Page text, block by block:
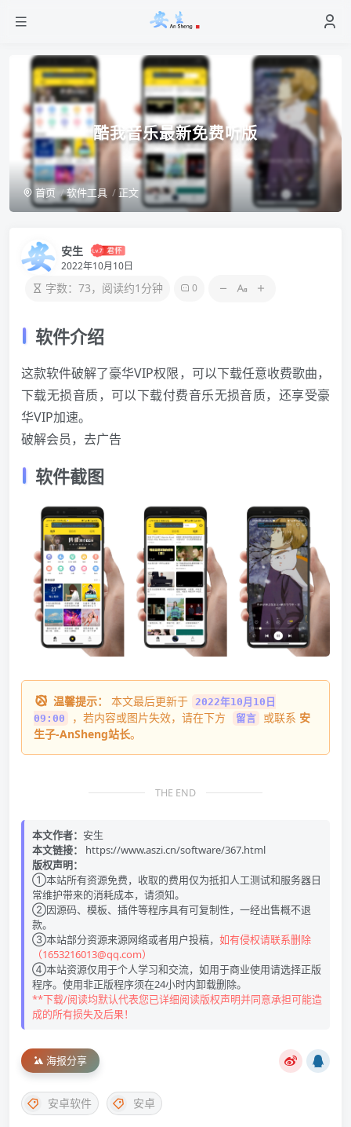
酷我音乐最新免费听版
首页 软件工具 正文
安生
2022年10月10日
字数：73，阅读约1分钟 0
软件介绍
这款软件破解了豪华VIP权限，可以下载任意收费歌曲，
下载无损音质，可以下载付费音乐无损音质，还享受豪
华VIP加速。
破解会员，去广告
软件截图
温馨提示： 本文最后更新于
2022年10月10日
09:00
，若内容或图片失效，请在下方 留言 或联系 安
生子-AnSheng站长。
THE END
本文作者： 安生
本文链接：
https://www.aszi.cn/software/367.html
版权声明：
①本站所有资源免费，收取的费用仅为抵扣人工测试和服务器日
常维护带来的消耗成本，请须知。
②因源码、模板、插件等程序具有可复制性，一经出售概不退
款。
③本站部分资源来源网络或者用户投稿， 如有侵权请联系删除
（1653216013@qq.com）
④本站资源仅用于个人学习和交流，如用于商业使用请选择正版
程序。使用非正版程序须在24小时内卸载删除。
**下载/阅读均默认代表您已详细阅读版权声明并同意承担可能造
成的所有损失及后果！
海报分享
安卓软件 安卓